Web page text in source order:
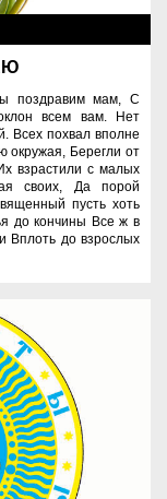
поздравим мам, С
всем вам. Нет
Всех похвал вполне
окружая, Берегли от
взрастили с малых
своих, Да порой
пусть хоть
до кончины Все ж в
Вплоть до взрослых